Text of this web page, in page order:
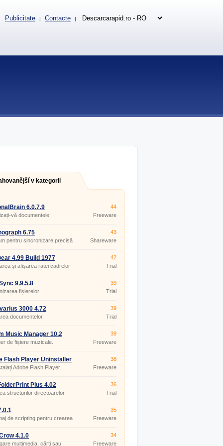
v kategorii
6.0.7.9
vă documentele,
și alte lucruri.
44
Freeware
6.75
pentru sincronizare precisă
43
Shareware
4.99 Build 1977
și afișarea ratei cadrelor
DirectX și OpenGL.
42
Trial
9.9.5.8
fișierelor.
39
Trial
3000 4.72
documentelor.
39
Trial
Music Manager 10.2
de fișiere muzicale.
39
Freeware
Flash Player Uninstaller
Adobe Flash Player.
38
Freeware
Plus 4.02
structurilor directoarelor.
36
Trial
de scripting pentru crearea
35
Freeware
4.1.0
multimedia, cărți sau
34
Freeware
Publicitate | Contacte |